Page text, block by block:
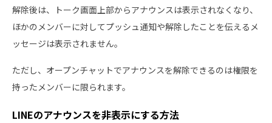
解除後は、トーク画面上部からアナウンスは表示されなくなり、
ほかのメンバーに対してプッシュ通知や解除したことを伝えるメ
ッセージは表示されません。
ただし、オープンチャットでアナウンスを解除できるのは権限を
持ったメンバーに限られます。
LINEのアナウンスを非表示にする方法